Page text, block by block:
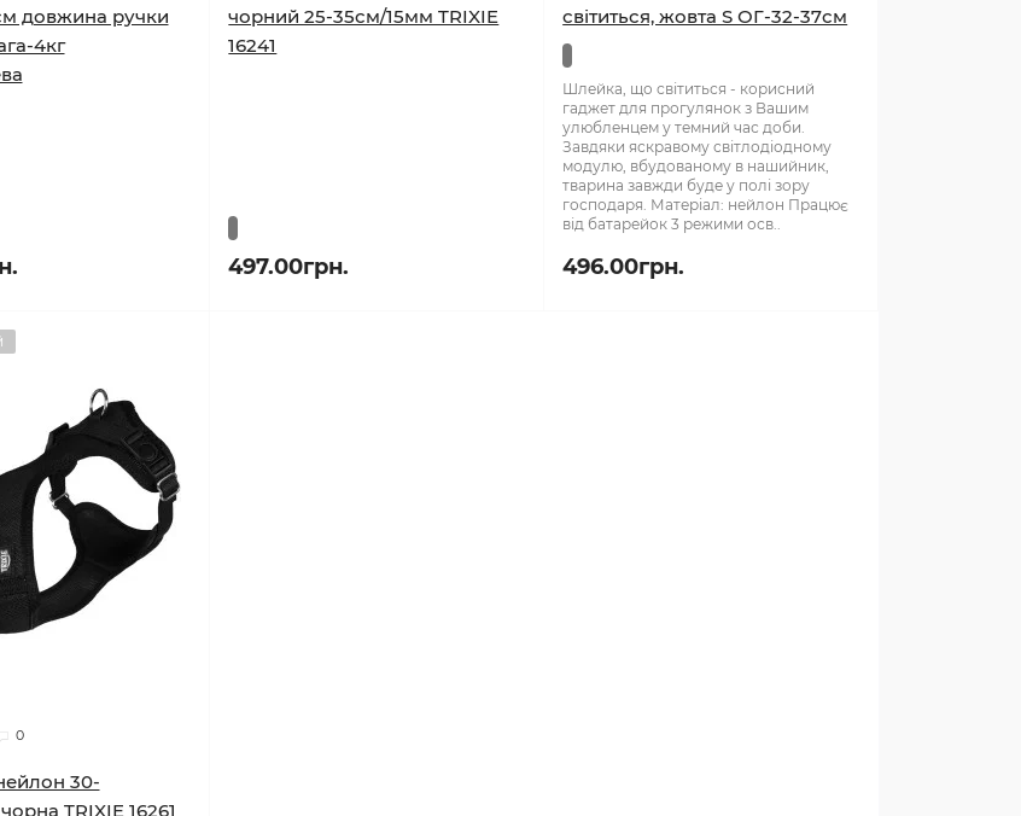
довжина ручки
4кг
чорний 25-35см/15мм TRIXIE
16241
497.00грн.
світиться, жовта S ОГ-32-37см
Шлейка, що світиться - корисний
гаджет для прогулянок з Вашим
улюбленцем у темний час доби.
Завдяки яскравому світлодіодному
модулю, вбудованому в нашийник,
тварина завжди буде у полі зору
господаря. Матеріал: нейлон Працює
від батарейок 3 режими осв..
496.00грн.
0
30-
TRIXIE 16261